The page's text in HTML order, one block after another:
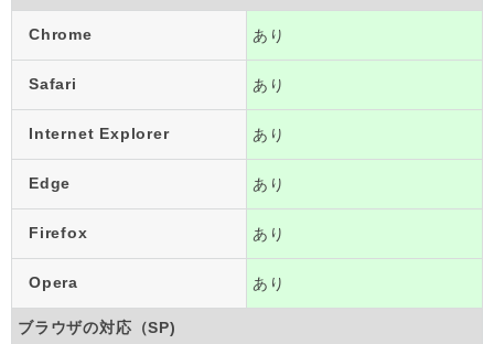
Chrome あり
Safari あり
Internet Explorer あり
Edge あり
Firefox あり
Opera あり
ブラウザの対応（SP)